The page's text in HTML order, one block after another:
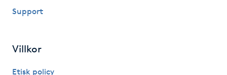
Kroppsinpackning
Support
Villkor
Etisk policy